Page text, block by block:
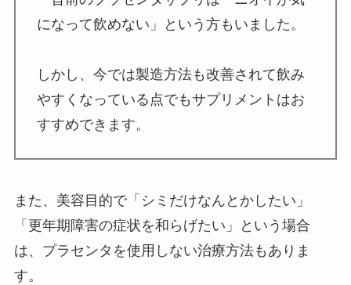
になって飲めない」という方もいました。
しかし、今では製造方法も改善されて飲み
やすくなっている点でもサプリメントはお
すすめできます。
また、美容目的で「シミだけなんとかしたい」
「更年期障害の症状を和らげたい」という場合
は、プラセンタを使用しない治療方法もありま
す。